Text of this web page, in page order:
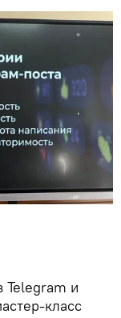
Telegram и
класс